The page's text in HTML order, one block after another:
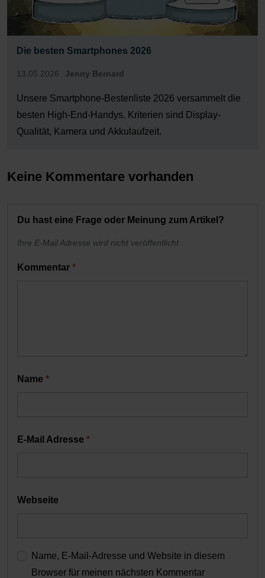
Die besten Smartphones 2026
13.05.2026 Jenny Bernard
Unsere Smartphone-Bestenliste 2026 versammelt die
besten High-End-Handys. Kriterien sind Display-
Qualität, Kamera und Akkulaufzeit.
Keine Kommentare vorhanden
Du hast eine Frage oder Meinung zum Artikel?
Ihre E-Mail Adresse wird nicht veröffentlicht
Kommentar *
Name *
E-Mail Adresse *
Webseite
Name, E-Mail-Adresse und Website in diesem
Browser für meinen nächsten Kommentar